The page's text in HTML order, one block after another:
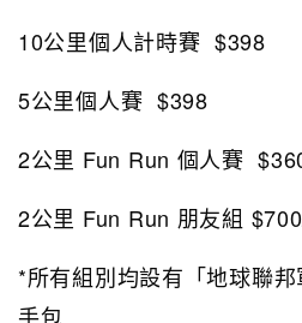
10公里個人計時賽 $398
5公里個人賽 $398
2公里 Fun Run 個人賽
2公里 Fun Run 朋友組
*所有組別均設有「地球聯
手包